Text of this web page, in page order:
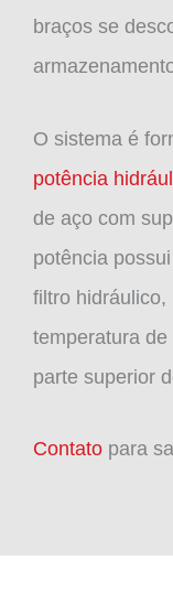
braços se
O sistema é
potência
de aço com
potência
filtro
temperatura
parte superior
Contato para